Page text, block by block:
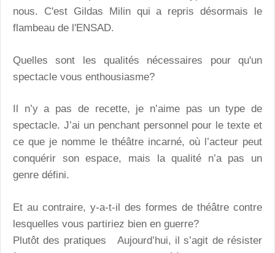
nous. C'est Gildas Milin qui a repris désormais le
flambeau de l'ENSAD.
Quelles sont les qualités nécessaires pour qu'un
spectacle vous enthousiasme?
Il n’y a pas de recette, je n’aime pas un type de
spectacle. J’ai un penchant personnel pour le texte et
ce que je nomme le théâtre incarné, où l’acteur peut
conquérir son espace, mais la qualité n’a pas un
genre défini.
Et au contraire, y-a-t-il des formes de théâtre contre
lesquelles vous partiriez bien en guerre?
Plutôt des pratiques Aujourd’hui, il s’agit de résister